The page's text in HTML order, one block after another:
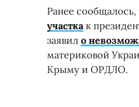
Ранее сообщалось,
участка к
заявил о
материковой
Крыму и ОРДЛО.